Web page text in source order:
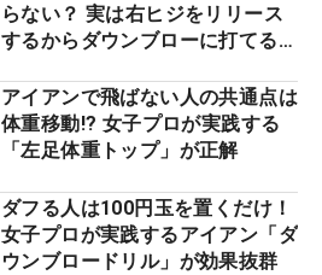
らない？ 実は右ヒジをリリース
するからダウンブローに打てる #
アイアンで飛ばない人の共通点は
体重移動!? 女子プロが実践する
「左足体重トップ」が正解
ダフる人は100円玉を置くだけ！
女子プロが実践するアイアン「ダ
ウンブロードリル」が効果抜群